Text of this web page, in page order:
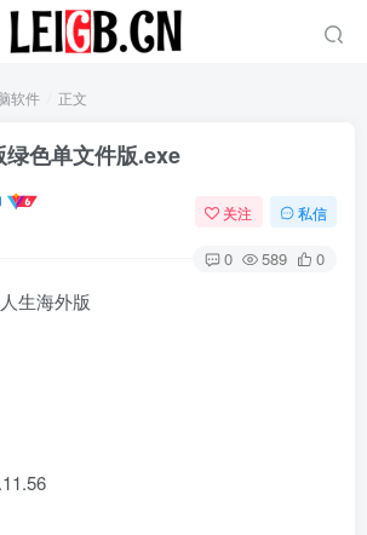
软件 正文
色单文件版.exe
关注 私信
0 589 0
生海外版